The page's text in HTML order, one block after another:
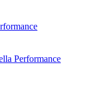
Performance